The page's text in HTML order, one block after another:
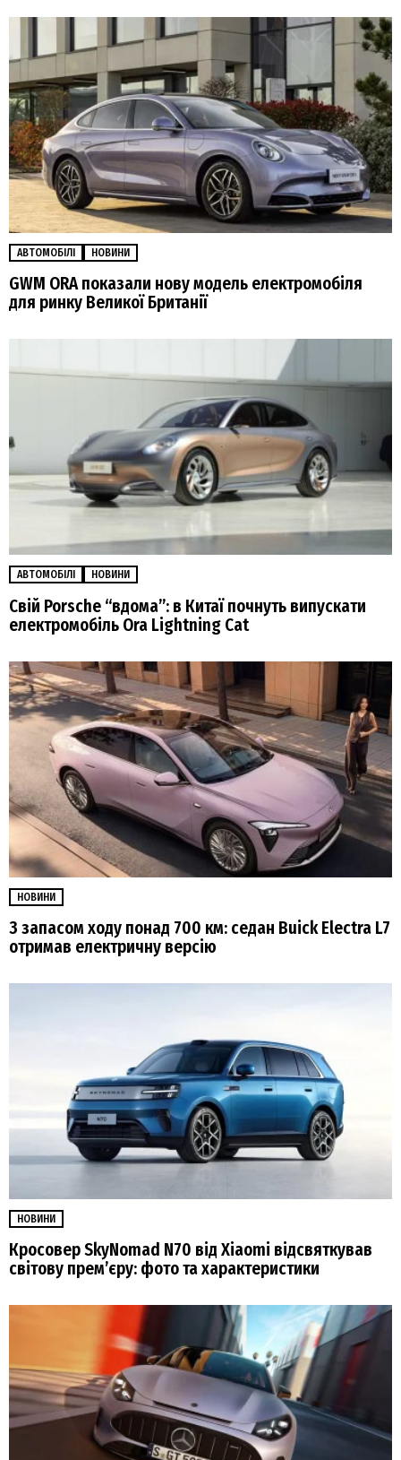
АВТОМОБІЛІ НОВИНИ
GWM ORA показали нову модель електромобіля
для ринку Великої Британії
АВТОМОБІЛІ НОВИНИ
Свій Porsche “вдома”: в Китаї почнуть випускати
електромобіль Ora Lightning Cat
НОВИНИ
З запасом ходу понад 700 км: седан Buick Electra L7
отримав електричну версію
НОВИНИ
Кросовер SkyNomad N70 від Xiaomi відсвяткував
світову прем’єру: фото та характеристики